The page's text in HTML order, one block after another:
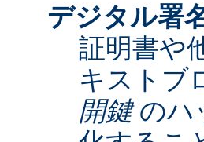
デジタル署
証明書や
キストブ
開鍵のハ